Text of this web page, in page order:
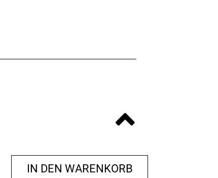
IN DEN WARENKORB